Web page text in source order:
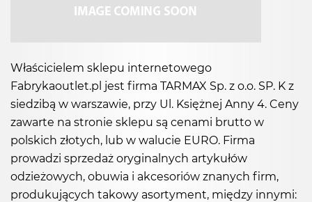
Właścicielem sklepu internetowego
Fabrykaoutlet.pl jest firma TARMAX Sp. z o.o. SP. K z
siedzibą w warszawie, przy Ul. Księżnej Anny 4. Ceny
zawarte na stronie sklepu są cenami brutto w
polskich złotych, lub w walucie EURO. Firma
prowadzi sprzedaż oryginalnych artykułów
odzieżowych, obuwia i akcesoriów znanych firm,
produkujących takowy asortyment, między innymi: